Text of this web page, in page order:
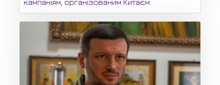
кампаніям, організованим Китаєм.